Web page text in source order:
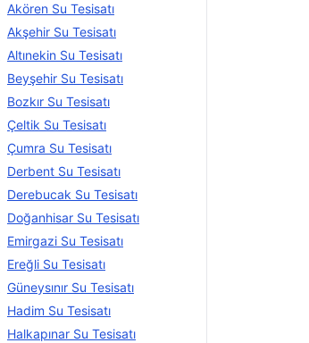
Akören Su Tesisatı
Akşehir Su Tesisatı
Altınekin Su Tesisatı
Beyşehir Su Tesisatı
Bozkır Su Tesisatı
Çeltik Su Tesisatı
Çumra Su Tesisatı
Derbent Su Tesisatı
Derebucak Su Tesisatı
Doğanhisar Su Tesisatı
Emirgazi Su Tesisatı
Ereğli Su Tesisatı
Güneysınır Su Tesisatı
Hadim Su Tesisatı
Halkapınar Su Tesisatı